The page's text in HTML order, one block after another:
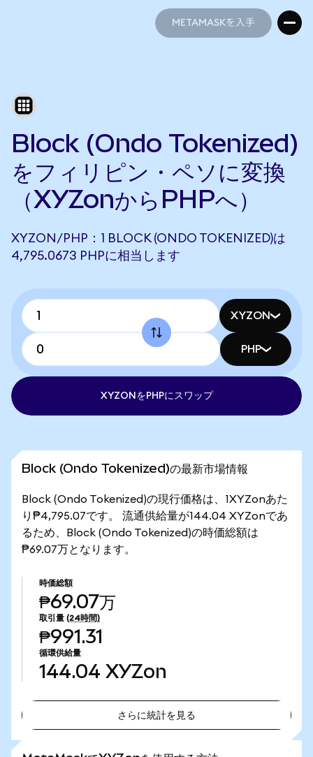
METAMASKを入手
Block (Ondo Tokenized)
をフィリピン・ペソに変換
（XYZonからPHPへ）
XYZON/PHP：1 BLOCK (ONDO TOKENIZED)は
4,795.0673 PHPに相当します
XYZON
PHP
XYZONをPHPにスワップ
Block (Ondo Tokenized)の最新市場情報
Block (Ondo Tokenized)の現行価格は、1XYZonあた
り₱4,795.07です。 流通供給量が144.04 XYZonであ
るため、Block (Ondo Tokenized)の時価総額は
₱69.07万となります。
時価総額
₱69.07万
取引量 (24時間)
₱991.31
循環供給量
144.04 XYZon
さらに統計を見る